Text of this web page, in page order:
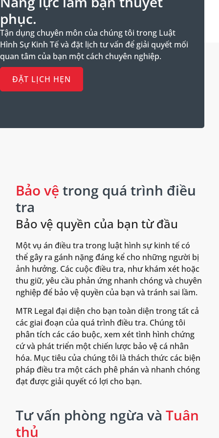
phục.
Tận dụng chuyên môn của chúng tôi trong Luật
Hình Sự Kinh Tế và đặt lịch tư vấn để giải quyết mối
quan tâm của bạn một cách chuyên nghiệp.
ĐẶT LỊCH HẸN
Bảo vệ trong quá trình điều
tra
Bảo vệ quyền của bạn từ đầu
Một vụ án điều tra trong luật hình sự kinh tế có
thể gây ra gánh nặng đáng kể cho những người bị
ảnh hưởng. Các cuộc điều tra, như khám xét hoặc
thu giữ, yêu cầu phản ứng nhanh chóng và chuyên
nghiệp để bảo vệ quyền của bạn và tránh sai lầm.
MTR Legal đại diện cho bạn toàn diện trong tất cả
các giai đoạn của quá trình điều tra. Chúng tôi
phân tích các cáo buộc, xem xét tình hình chứng
cứ và phát triển một chiến lược bảo vệ cá nhân
hóa. Mục tiêu của chúng tôi là thách thức các biện
pháp điều tra một cách phê phán và nhanh chóng
đạt được giải quyết có lợi cho bạn.
Tư vấn phòng ngừa và Tuân
thủ